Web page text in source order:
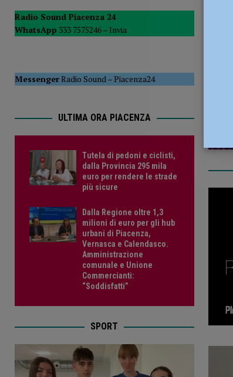
POLITICA
[ 5 Agosto 2026 ] Caldo estremo e asili nido,
Radio Sound Piacenza 24
WhatsApp 333 7575246 – Invia
MessengerRadio Sound–Piacenza24
ULTIMA ORA PIACENZA
Tutela di pedoni e ciclisti,
dalla Provincia 295 mila
euro per rendere le strade
più sicure
Dalla Regione oltre 1,3
milioni di euro per gli hub
urbani di Piacenza,
Vernasca e Calendasco.
Amministrazione
comunale e Unione
Commercianti:
“Soddisfatti”
SPORT